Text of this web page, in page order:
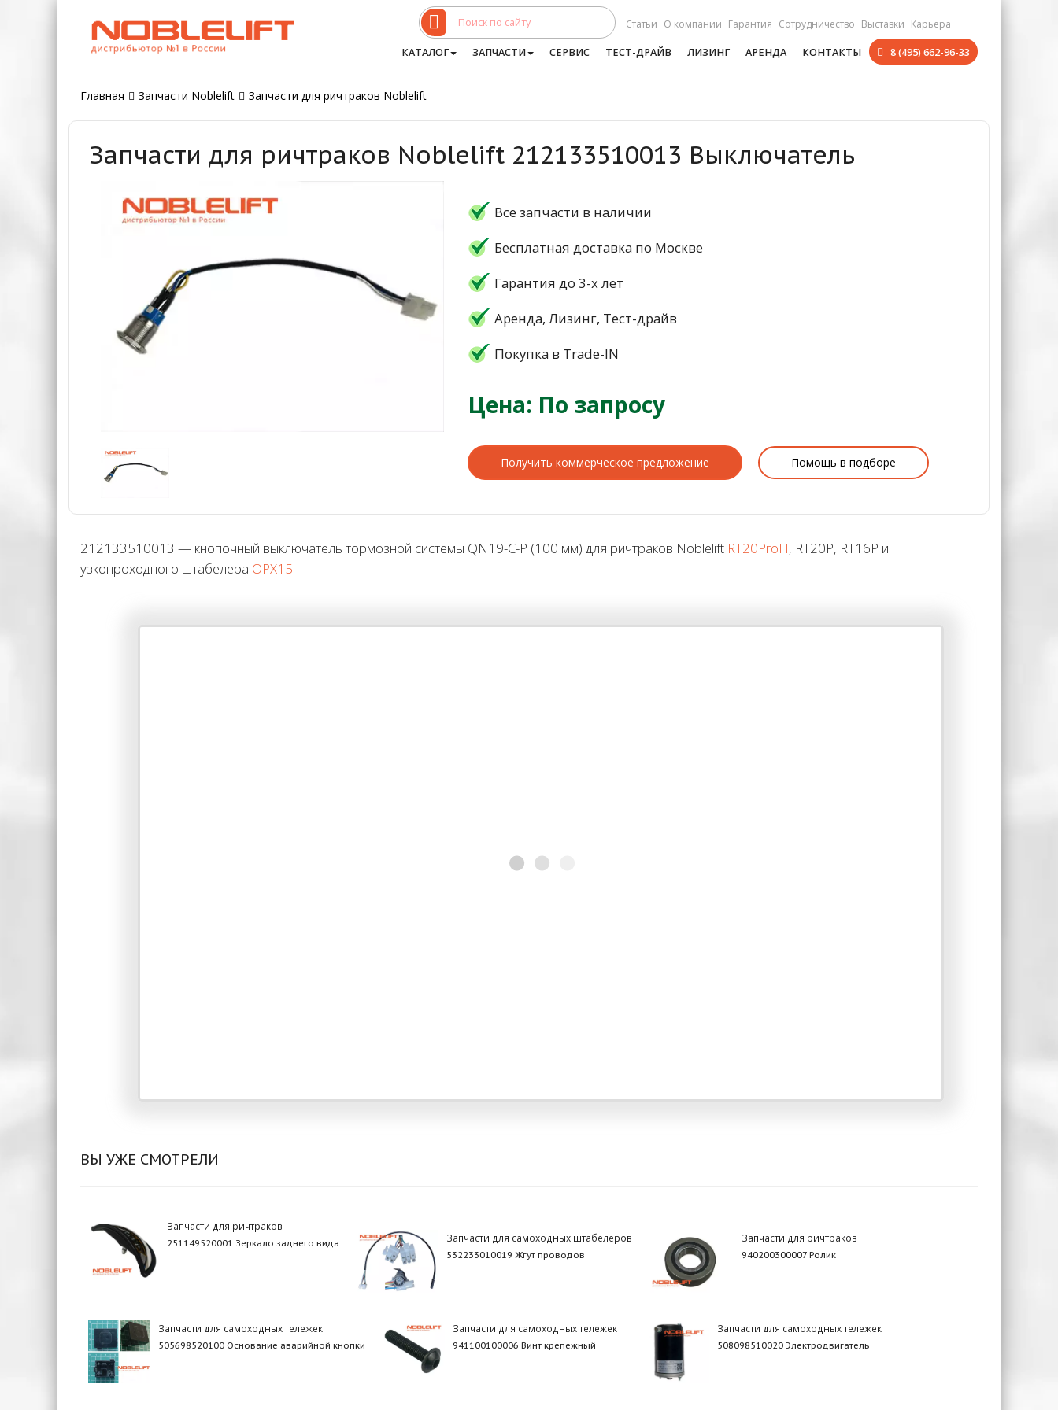
Статьи О компании Гарантия Сотрудничество Выставки Карьера
КАТАЛОГ ЗАПЧАСТИ СЕРВИС ТЕСТ-ДРАЙВ ЛИЗИНГ АРЕНДА КОНТАКТЫ 8 (495) 662-96-33
Главная Запчасти Noblelift Запчасти для ричтраков Noblelift
Запчасти для ричтраков Noblelift 212133510013 Выключатель
Все запчасти в наличии
Бесплатная доставка по Москве
Гарантия до 3-х лет
Аренда, Лизинг, Тест-драйв
Покупка в Trade-IN
Цена: По запросу
Получить коммерческое предложение Помощь в подборе
212133510013 — кнопочный выключатель тормозной системы QN19-C-P (100 мм) для ричтраков Noblelift RT20ProH, RT20P, RT16P и
узкопроходного штабелера OPX15.
ВЫ УЖЕ СМОТРЕЛИ
Запчасти для ричтраков
251149520001 Зеркало заднего вида Запчасти для самоходных штабелеров
532233010019 Жгут проводов
Запчасти для ричтраков
940200300007 Ролик
Запчасти для самоходных тележек
505698520100 Основание аварийной кнопки
Запчасти для самоходных тележек
941100100006 Винт крепежный
Запчасти для самоходных тележек
508098510020 Электродвигатель